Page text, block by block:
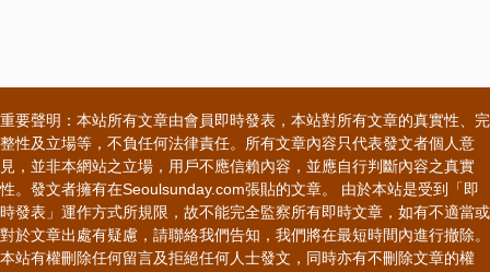
重要聲明：本站所有文章由會員即時發表，本站對所有文章的真實性、完
整性及立場等，不負任何法律責任。所有文章內容只代表發文者個人意
見，並非本網站之立場，用戶不應信賴內容，並應自行判斷內容之真實
性。發文者擁有在Seoulsunday.com張貼的文章。 由於本站是受到「即
時發表」運作方式所規限，故不能完全監察所有即時文章，如有不適當或
對於文章出處有疑慮，請聯絡我們告知，我們將在最短時間內進行撤除。
本站有權刪除任何留言及拒絕任何人士發文，同時亦有不刪除文章的權